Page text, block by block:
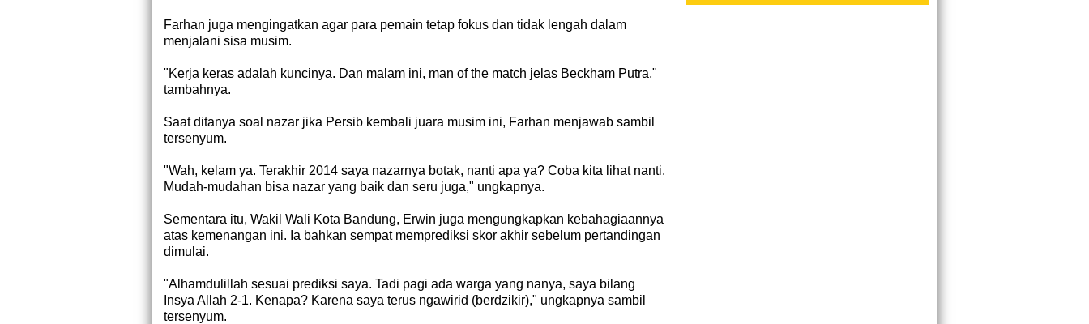
Farhan juga mengingatkan agar para pemain tetap fokus dan tidak lengah dalam
menjalani sisa musim.
"Kerja keras adalah kuncinya. Dan malam ini, man of the match jelas Beckham Putra,"
tambahnya.
Saat ditanya soal nazar jika Persib kembali juara musim ini, Farhan menjawab sambil
tersenyum.
"Wah, kelam ya. Terakhir 2014 saya nazarnya botak, nanti apa ya? Coba kita lihat nanti.
Mudah-mudahan bisa nazar yang baik dan seru juga," ungkapnya.
Sementara itu, Wakil Wali Kota Bandung, Erwin juga mengungkapkan kebahagiaannya
atas kemenangan ini. Ia bahkan sempat memprediksi skor akhir sebelum pertandingan
dimulai.
"Alhamdulillah sesuai prediksi saya. Tadi pagi ada warga yang nanya, saya bilang
Insya Allah 2-1. Kenapa? Karena saya terus ngawirid (berdzikir)," ungkapnya sambil
tersenyum.